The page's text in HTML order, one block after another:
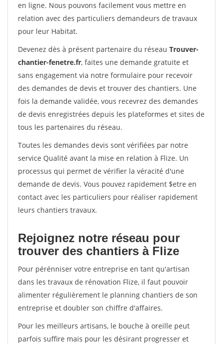
en ligne. Nous pouvons facilement vous mettre en
relation avec des particuliers demandeurs de travaux
pour leur Habitat.
Devenez dès à présent partenaire du réseau Trouver-
chantier-fenetre.fr, faites une demande gratuite et
sans engagement via notre formulaire pour recevoir
des demandes de devis et trouver des chantiers. Une
fois la demande validée, vous recevrez des demandes
de devis enregistrées depuis les plateformes et sites de
tous les partenaires du réseau.
Toutes les demandes devis sont vérifiées par notre
service Qualité avant la mise en relation à Flize. Un
processus qui permet de vérifier la véracité d'une
demande de devis. Vous pouvez rapidement $etre en
contact avec les particuliers pour réaliser rapidement
leurs chantiers travaux.
Rejoignez notre réseau pour
trouver des chantiers à Flize
Pour pérénniser votre entreprise en tant qu'artisan
dans les travaux de rénovation Flize, il faut pouvoir
alimenter régulièrement le planning chantiers de son
entreprise et doubler son chiffre d'affaires.
Pour les meilleurs artisans, le bouche à oreille peut
parfois suffire mais pour les désirant progresser et